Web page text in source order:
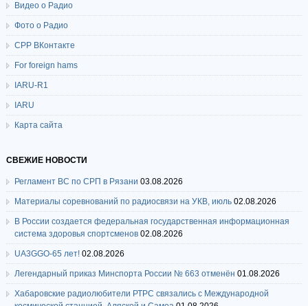
Видео о Радио
Фото о Радио
СРР ВКонтакте
For foreign hams
IARU-R1
IARU
Карта сайта
СВЕЖИЕ НОВОСТИ
Регламент ВС по СРП в Рязани 03.08.2026
Материалы соревнований по радиосвязи на УКВ, июль 02.08.2026
В России создается федеральная государственная информационная
система здоровья спортсменов 02.08.2026
UA3GGO-65 лет! 02.08.2026
Легендарный приказ Минспорта России № 663 отменён 01.08.2026
Хабаровские радиолюбители РТРС связались с Международной